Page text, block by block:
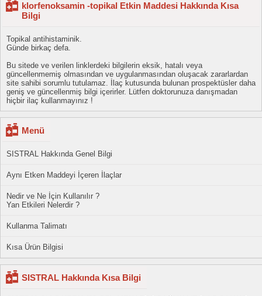
klorfenoksamin -topikal Etkin Maddesi Hakkında Kısa
Bilgi
Topikal antihistaminik.
Günde birkaç defa.
Bu sitede ve verilen linklerdeki bilgilerin eksik, hatalı veya
güncellenmemiş olmasından ve uygulanmasından oluşacak zararlardan
site sahibi sorumlu tutulamaz. İlaç kutusunda bulunan prospektüsler daha
geniş ve güncellenmiş bilgi içerirler. Lütfen doktorunuza danışmadan
hiçbir ilaç kullanmayınız !
Menü
SISTRAL Hakkında Genel Bilgi
Aynı Etken Maddeyi İçeren İlaçlar
Nedir ve Ne İçin Kullanılır ?
Yan Etkileri Nelerdir ?
Kullanma Talimatı
Kısa Ürün Bilgisi
SISTRAL Hakkında Kısa Bilgi